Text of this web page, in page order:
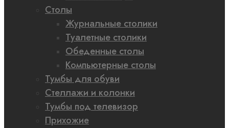
Столы
Журнальные столики
Туалетные столики
Обеденные столы
Компьютерные столы
Тумбы для обуви
Стеллажи и колонки
Тумбы под телевизор
Прихожие